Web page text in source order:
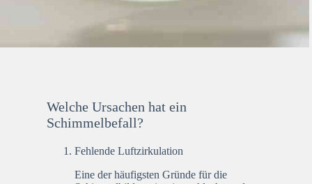
Welche Ursachen hat ein
Schimmelbefall?
Fehlende Luftzirkulation
Eine der häufigsten Gründe für die